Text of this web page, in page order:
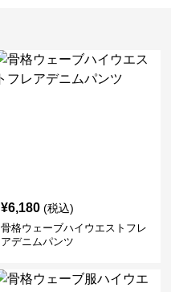
¥6,180 (税込)
骨格ウェーブハイウエストフレ
アデニムパンツ